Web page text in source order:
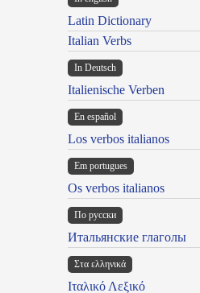
Latin Dictionary
Italian Verbs
In Deutsch
Italienische Verben
En español
Los verbos italianos
Em portugues
Os verbos italianos
По русски
Итальянские глаголы
Στα ελληνικά
Ιταλικό Λεξικό